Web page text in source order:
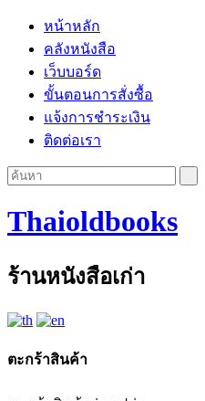
หน้าหลัก
คลังหนังสือ
เว็บบอร์ด
ขั้นตอนการสั่งซื้อ
แจ้งการชำระเงิน
ติดต่อเรา
Thaioldbooks
ร้านหนังสือเก่า
ตะกร้าสินค้า